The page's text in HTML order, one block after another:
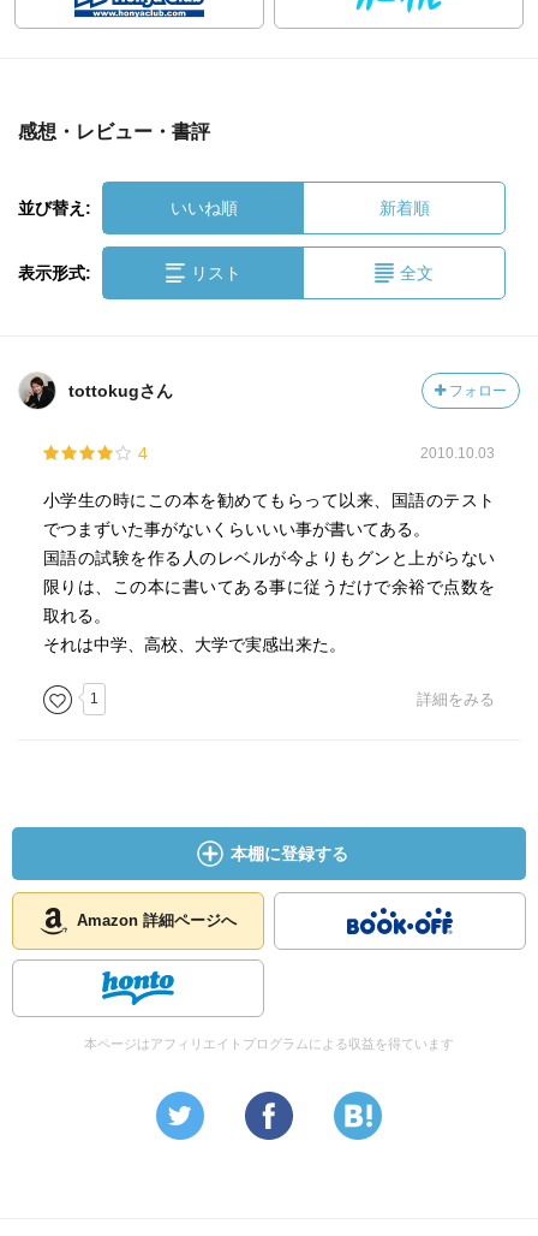
感想・レビュー・書評
並び替え: いいね順 新着順
表示形式: リスト 全文
tottokugさん フォロー
4 2010.10.03
小学生の時にこの本を勧めてもらって以来、国語のテスト
でつまずいた事がないくらいいい事が書いてある。
国語の試験を作る人のレベルが今よりもグンと上がらない
限りは、この本に書いてある事に従うだけで余裕で点数を
取れる。
それは中学、高校、大学で実感出来た。
1 詳細をみる
本棚に登録する
Amazon 詳細ページへ
本ページはアフィリエイトプログラムによる収益を得ています